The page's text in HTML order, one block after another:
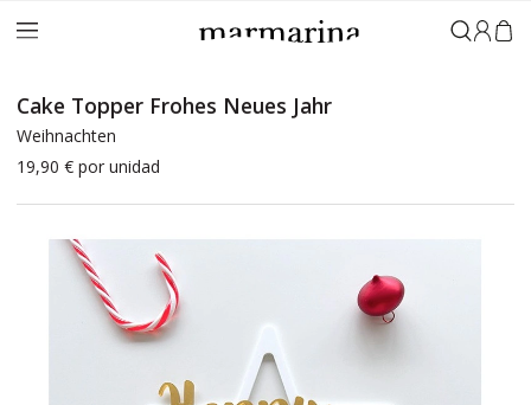
Cake Topper Frohes Neues Jahr
Weihnachten
19,90 € por unidad